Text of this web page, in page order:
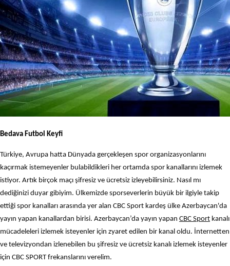
Bedava Futbol Keyfi
Türkiye, Avrupa hatta Dünyada gerçekleşen spor organizasyonlarını
kaçırmak istemeyenler bulabildikleri her ortamda spor kanallarını izlemek
istiyor. Artık birçok maçı şifresiz ve ücretsiz izleyebilirsiniz. Nasıl mı
dediğinizi duyar gibiyim. Ülkemizde sporseverlerin büyük bir ilgiyle takip
ettiği spor kanalları arasında yer alan CBC Sport kardeş ülke Azerbaycan'da
yayın yapan kanallardan birisi. Azerbaycan’da yayın yapan CBC Sport kanalı
mücadeleleri izlemek isteyenler için zyaret edilen bir kanal oldu. İnternetten
ve televizyondan izlenebilen bu şifresiz ve ücretsiz kanalı izlemek isteyenler
için CBC SPORT frekanslarını verelim.